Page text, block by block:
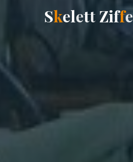
Skelett Ziffe